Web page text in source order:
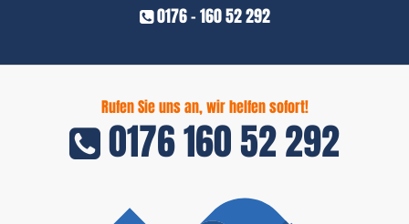
0176 - 160 52 292
Rufen Sie uns an, wir helfen sofort!
0176 160 52 292